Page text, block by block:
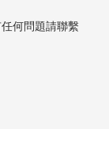
何問題請聯繫